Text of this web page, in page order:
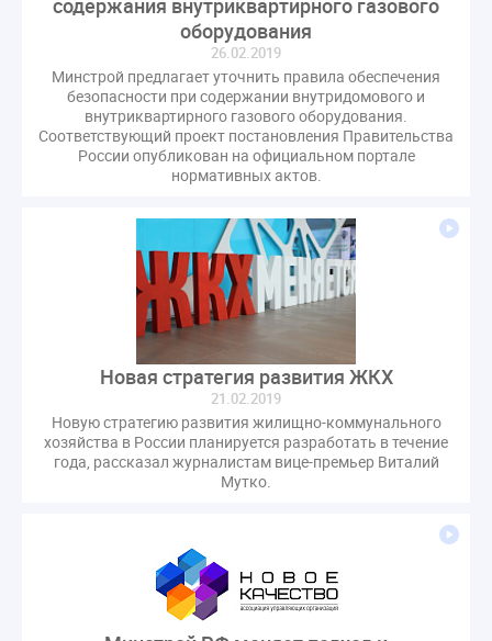
Регулирование Персональные данные ЕГРН
СРО регулирование ГЖИ лицензирование надзор
Совет Федерации
Сотрудничество
вебинар
водоснабжение
выставка ЖКХ
законопроект
запрет на уступку
запрос
инициатива
информационная система ЖКХ
контроль
отчетность УК
персональные данные
реформирование ЖКХ
2035 ВЦИОМ
Владимир Путин
ГПК РФ ГУО
Геллер
Законопроект Минстрой
Законопроект Пахомов Кошелев
Законопроект теплоснабжение ответственность
Законотворчество
Заседание
ИПУ
Лицензии М.Геллер
Награды Новая УК
ПМЭФ-2024
ПМЮФ-2024
оборудования
26.02.2019
Минстрой предлагает уточнить правила обеспечения
безопасности при содержании внутридомового и
внутриквартирного газового оборудования.​
Соответствующий проект постановления Правительства
России опубликован на официальном портале
нормативных актов.
Новая стратегия развития ЖКХ
21.02.2019
Новую стратегию развития жилищно-коммунального
хозяйства в России планируется разработать в течение
года, рассказал журналистам вице-премьер Виталий
Мутко.